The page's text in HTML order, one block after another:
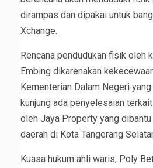
dirampas dan dipakai untuk
Xchange.
Rencana pendudukan fisik oleh
Embing dikarenakan
Kementerian Dalam Negeri
kunjung ada penyelesaian
oleh Jaya Property yang
daerah di Kota Tangerang
Kuasa hukum ahli waris, Poly